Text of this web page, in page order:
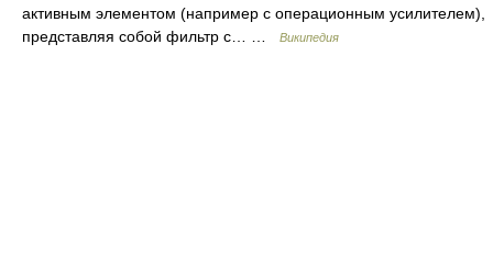
активным элементом (например с операционным усилителем),
представляя собой фильтр с… …
Википедия